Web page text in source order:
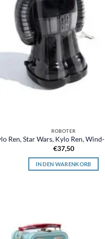
ROBOTER
Ren, Star Wars, Kylo Ren,
€37,50
IN DEN WARENKORB